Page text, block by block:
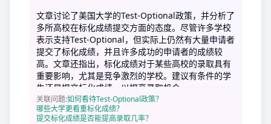
文章讨论了美国大学的Test-Optional政策，并分析了
多所高校在标化成绩提交方面的态度。尽管许多学校
表示支持Test-Optional，但实际上仍然有大量申请者
提交了标化成绩，并且许多成功的申请者的成绩较
高。文章还指出，标化成绩对于某些高校的录取具有
重要影响，尤其是竞争激烈的学校。建议有条件的学
生还是提交标化成绩，以提高录取机会。
关联问题:如何看待Test-Optional政策？
哪些大学更看重标化成绩？
提交标化成绩是否能提高录取几率？